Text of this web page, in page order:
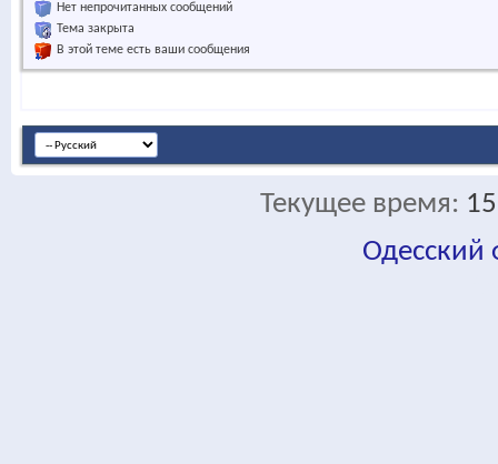
Нет непрочитанных сообщений
Тема закрыта
В этой теме есть ваши сообщения
Текущее время:
Одесский